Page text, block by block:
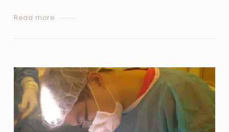
Read more